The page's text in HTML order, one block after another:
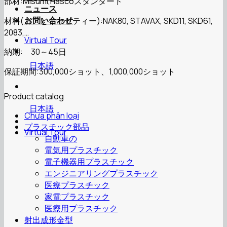
ニュース
お問い合わせ
Virtual Tour
日本語
日本語
Virtual Tour
材料(コアとキャビティー):NAK80, STAVAX, SKD11, SKD61,
2083,…
納期: 30～45日
保証期間:300,000ショット、1,000,000ショット
Product catalog
Chưa phân loại
プラスチック部品
自動車の
電気用プラスチック
電子機器用プラスチック
エンジニアリングプラスチック
医療プラスチック
家電プラスチック
医療用プラスチック
射出成形金型